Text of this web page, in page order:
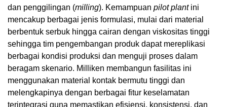
dan penggilingan (milling). Kemampuan pilot plant ini
mencakup berbagai jenis formulasi, mulai dari material
berbentuk serbuk hingga cairan dengan viskositas tinggi
sehingga tim pengembangan produk dapat mereplikasi
berbagai kondisi produksi dan menguji proses dalam
beragam skenario. Milliken membangun fasilitas ini
menggunakan material kontak bermutu tinggi dan
melengkapinya dengan berbagai fitur keselamatan
terintegrasi guna memastikan efisiensi, konsistensi, dan